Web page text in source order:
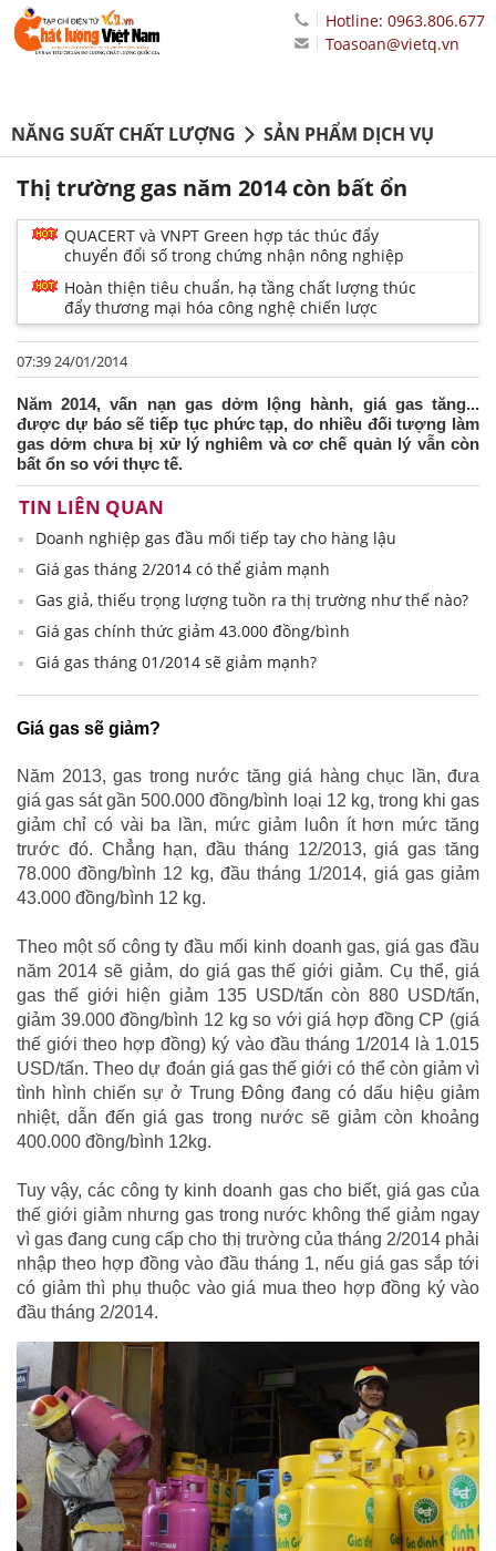
Hotline: 0963.806.677
Toasoan@vietq.vn
NĂNG SUẤT CHẤT LƯỢNG SẢN PHẨM DỊCH VỤ
Thị trường gas năm 2014 còn bất ổn
QUACERT và VNPT Green hợp tác thúc đẩy
chuyển đổi số trong chứng nhận nông nghiệp
Hoàn thiện tiêu chuẩn, hạ tầng chất lượng thúc
đẩy thương mại hóa công nghệ chiến lược
07:39 24/01/2014
Năm 2014, vấn nạn gas dởm lộng hành, giá gas tăng...
được dự báo sẽ tiếp tục phức tạp, do nhiều đối tượng làm
gas dởm chưa bị xử lý nghiêm và cơ chế quản lý vẫn còn
bất ổn so với thực tế.
TIN LIÊN QUAN
Doanh nghiệp gas đầu mối tiếp tay cho hàng lậu
Giá gas tháng 2/2014 có thể giảm mạnh
Gas giả, thiếu trọng lượng tuồn ra thị trường như thế nào?
Giá gas chính thức giảm 43.000 đồng/bình
Giá gas tháng 01/2014 sẽ giảm mạnh?
Giá gas sẽ giảm?
Năm 2013, gas trong nước tăng giá hàng chục lần, đưa
giá gas sát gần 500.000 đồng/bình loại 12 kg, trong khi gas
giảm chỉ có vài ba lần, mức giảm luôn ít hơn mức tăng
trước đó. Chẳng hạn, đầu tháng 12/2013, giá gas tăng
78.000 đồng/bình 12 kg, đầu tháng 1/2014, giá gas giảm
43.000 đồng/bình 12 kg.
Theo một số công ty đầu mối kinh doanh gas, giá gas đầu
năm 2014 sẽ giảm, do giá gas thế giới giảm. Cụ thể, giá
gas thế giới hiện giảm 135 USD/tấn còn 880 USD/tấn,
giảm 39.000 đồng/bình 12 kg so với giá hợp đồng CP (giá
thế giới theo hợp đồng) ký vào đầu tháng 1/2014 là 1.015
USD/tấn. Theo dự đoán giá gas thế giới có thể còn giảm vì
tình hình chiến sự ở Trung Đông đang có dấu hiệu giảm
nhiệt, dẫn đến giá gas trong nước sẽ giảm còn khoảng
400.000 đồng/bình 12kg.
Tuy vậy, các công ty kinh doanh gas cho biết, giá gas của
thế giới giảm nhưng gas trong nước không thể giảm ngay
vì gas đang cung cấp cho thị trường của tháng 2/2014 phải
nhập theo hợp đồng vào đầu tháng 1, nếu giá gas sắp tới
có giảm thì phụ thuộc vào giá mua theo hợp đồng ký vào
đầu tháng 2/2014.